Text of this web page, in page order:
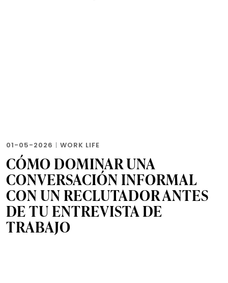
01-05-2026 | WORK LIFE
CÓMO DOMINAR UNA
CONVERSACIÓN INFORMAL
CON UN RECLUTADOR ANTES
DE TU ENTREVISTA DE
TRABAJO